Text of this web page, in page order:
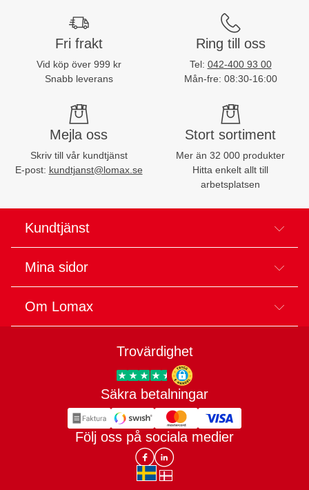
Fri frakt
Vid köp över 999 kr
Snabb leverans
Ring till oss
Tel: 042-400 93 00
Mån-fre: 08:30-16:00
Mejla oss
Skriv till vår kundtjänst
E-post: kundtjanst@lomax.se
Stort sortiment
Mer än 32 000 produkter
Hitta enkelt allt till
arbetsplatsen
Kundtjänst
Mina sidor
Om Lomax
Trovärdighet
Trygg E-handel
Säkra betalningar
Följ oss på sociala medier
Lomax DK Facebook
Lomax SE LinkIn
sv-SEda-DK